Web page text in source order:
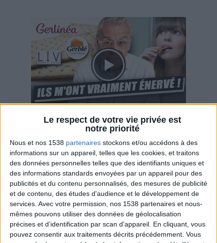
Le respect de votre vie privée est
notre priorité
Nous et nos 1538 partenaires stockons et/ou accédons à des
informations sur un appareil, telles que les cookies, et traitons
des données personnelles telles que des identifiants uniques et
des informations standards envoyées par un appareil pour des
publicités et du contenu personnalisés, des mesures de publicité
et de contenu, des études d'audience et le développement de
services. Avec votre permission, nos 1538 partenaires et nous-
mêmes pouvons utiliser des données de géolocalisation
précises et d’identification par scan d'appareil. En cliquant, vous
pouvez consentir aux traitements décrits précédemment. Vous
Ces marques diététiques : c'est n'importe quoi !
Webinaires en direct Voir tout